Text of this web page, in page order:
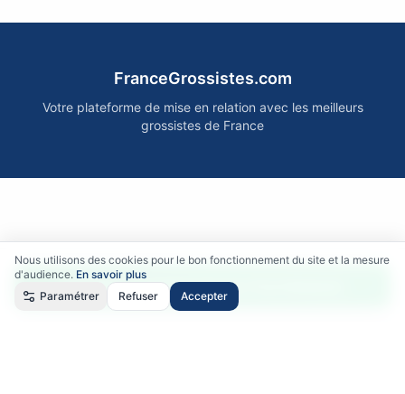
Nous utilisons des cookies pour le bon fonctionnement du site et la mesure
d'audience. En savoir plus
Paramétrer
Refuser Accepter
Accéder gratuitement aux fournisseurs
FranceGrossistes.com
Votre plateforme de mise en relation avec les meilleurs
grossistes de France